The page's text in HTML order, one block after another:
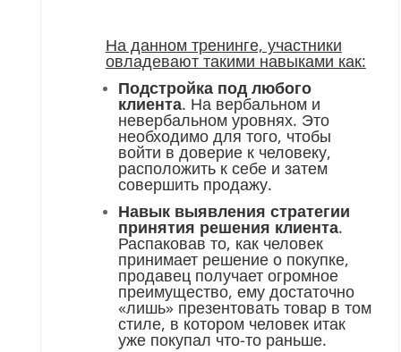
На данном тренинге, участники
овладевают такими навыками как:
Подстройка под любого
клиента. На вербальном и
невербальном уровнях. Это
необходимо для того, чтобы
войти в доверие к человеку,
расположить к себе и затем
совершить продажу.
Навык выявления стратегии
принятия решения клиента.
Распаковав то, как человек
принимает решение о покупке,
продавец получает огромное
преимущество, ему достаточно
«лишь» презентовать товар в том
стиле, в котором человек итак
уже покупал что-то раньше.